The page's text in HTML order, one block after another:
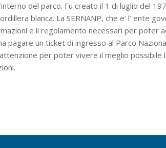
del parco. Fu creato il 1 di luglio del
blanca. La SERNANP, che e’ l’ ente
e il regolamento necessari per poter
un ticket di ingresso al Parco
per poter vivere il meglio possibile